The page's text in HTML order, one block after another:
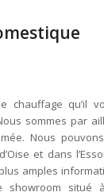
chauffage qu’il
sommes par
Nous
et dans
amples
showroom situé